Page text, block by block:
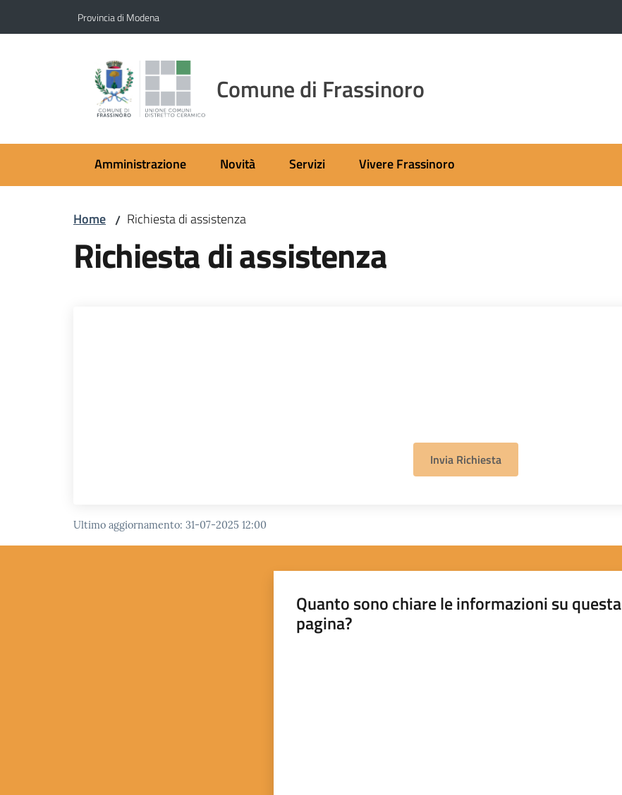
Provincia di Modena
Comune di Frassinoro
Amministrazione Novità Servizi Vivere Frassinoro
Home / Richiesta di assistenza
Richiesta di assistenza
Invia Richiesta
Ultimo aggiornamento: 31-07-2025 12:00
Quanto sono chiare le informazioni su questa
pagina?